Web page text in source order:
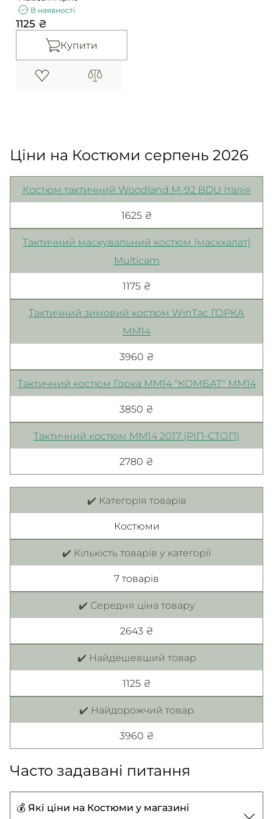
В наявності
1125 ₴
Купити
Ціни на Костюми серпень 2026
Костюм тактичний Woodland M-92 BDU Італія
1625 ₴
Тактичний маскувальний костюм (маскхалат)
Multicam
1175 ₴
Тактичний зимовий костюм WinTac ГОРКА
ММ14
3960 ₴
Тактичний костюм Горка ММ14 "КОМБАТ" ММ14
3850 ₴
Тактичний костюм ММ14 2017 (РІП-СТОП)
2780 ₴
✔️ Категорія товарів
Костюми
✔️ Кількість товарів у категорії
7 товарiв
✔️ Середня ціна товару
2643 ₴
✔️ Найдешевший товар
1125 ₴
✔️ Найдорожчий товар
3960 ₴
Часто задавані питання
💰 Які ціни на Костюми у магазині